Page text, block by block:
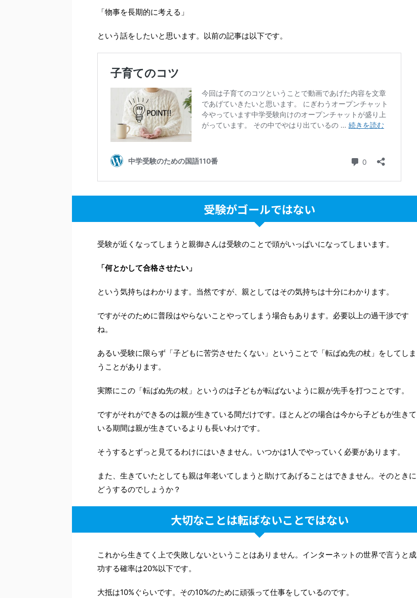
「物事を長期的に考える」
という話をしたいと思います。以前の記事は以下です。
受験がゴールではない
受験が近くなってしまうと親御さんは受験のことで頭がいっぱいになってしまいます。
「何とかして合格させたい」
という気持ちはわかります。当然ですが、親としてはその気持ちは十分にわかります。
ですがそのために普段はやらないことやってしまう場合もあります。必要以上の過干渉です
ね。
あるい受験に限らず「子どもに苦労させたくない」ということで「転ばぬ先の杖」をしてしま
うことがあります。
実際にこの「転ばぬ先の杖」というのは子どもが転ばないように親が先手を打つことです。
ですがそれができるのは親が生きている間だけです。ほとんどの場合は今から子どもが生きて
いる期間は親が生きているよりも長いわけです。
そうするとずっと見てるわけにはいきません。いつかは1人でやっていく必要があります。
また、生きていたとしても親は年老いてしまうと助けてあげることはできません。そのときに
どうするのでしょうか？
大切なことは転ばないことではない
これから生きてく上で失敗しないということはありません。インターネットの世界で言うと成
功する確率は20%以下です。
大抵は10%ぐらいです。その10%のために頑張って仕事をしているのです。